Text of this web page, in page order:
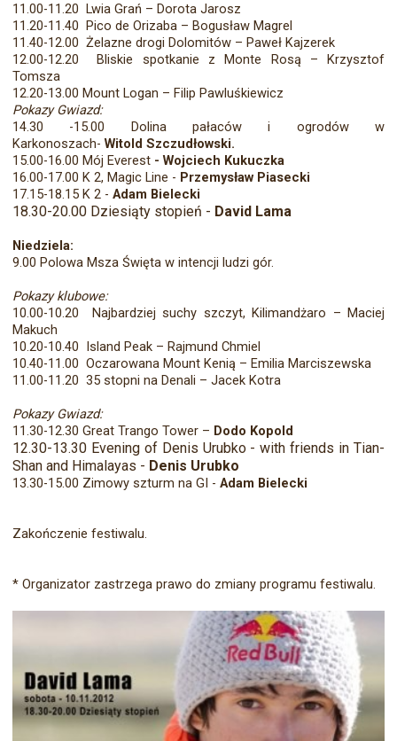
11.00-11.20 Lwia Grań – Dorota Jarosz
11.20-11.40 Pico de Orizaba – Bogusław Magrel
11.40-12.00 Żelazne drogi Dolomitów – Paweł Kajzerek
12.00-12.20 Bliskie spotkanie z Monte Rosą – Krzysztof
Tomsza
12.20-13.00 Mount Logan – Filip Pawluśkiewicz
Pokazy Gwiazd:
14.30 -15.00 Dolina pałaców i ogrodów w
Karkonoszach- Witold Szczudłowski.
15.00-16.00 Mój Everest - Wojciech Kukuczka
16.00-17.00 K 2, Magic Line - Przemysław Piasecki
17.15-18.15 K 2 - Adam Bielecki
18.30-20.00 Dziesiąty stopień - David Lama
Niedziela:
9.00 Polowa Msza Święta w intencji ludzi gór.
Pokazy klubowe:
10.00-10.20 Najbardziej suchy szczyt, Kilimandżaro – Maciej
Makuch
10.20-10.40 Island Peak – Rajmund Chmiel
10.40-11.00 Oczarowana Mount Kenią – Emilia Marciszewska
11.00-11.20 35 stopni na Denali – Jacek Kotra
Pokazy Gwiazd:
11.30-12.30 Great Trango Tower – Dodo Kopold
12.30-13.30 Evening of Denis Urubko - with friends in Tian-
Shan and Himalayas - Denis Urubko
13.30-15.00 Zimowy szturm na GI - Adam Bielecki
Zakończenie festiwalu.
* Organizator zastrzega prawo do zmiany programu festiwalu.